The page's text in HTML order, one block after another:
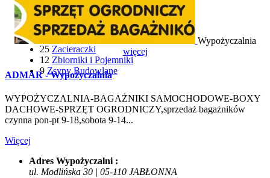
22 Wyciągarki i Windy
116 Wózki Widłowe
6 Wyrzynarki
12 Wywrotki
25 Zacieraczki
12 Zbiorniki i Pojemniki
9 Zsypy Budowlane
Wypożyczalnia
więcej
ADMAR - Wypożyczalnia
WYPOŻYCZALNIA-BAGAŻNIKI SAMOCHODOWE-BOXY
DACHOWE-SPRZĘT OGRODNICZY,sprzedaż bagażników
czynna pon-pt 9-18,sobota 9-14...
Więcej
Adres Wypożyczalni :
ul. Modlińska 30 | 05-110 JABŁONNA